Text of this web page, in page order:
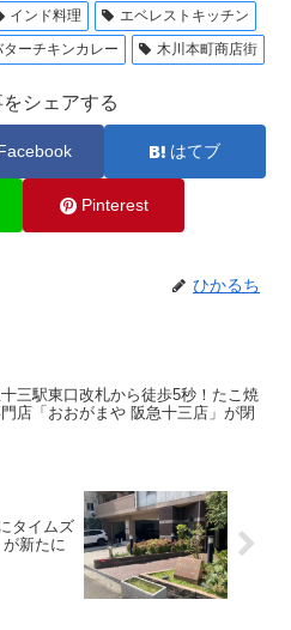
インド料理
エベレストキッチン
ターチキンカレー 木川本町商店街
シェアする
はてブ
Pinterest
ひかるち
三駅東口改札から徒歩5秒！たこ焼
店「おおがまや 阪急十三店」が閉
タイムズ
新たに